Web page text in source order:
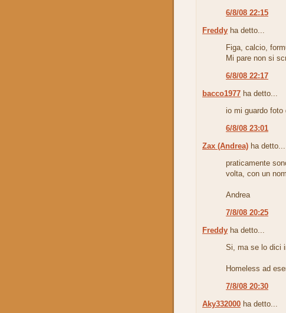
6/8/08 22:15
Freddy ha detto...
Figa, calcio,
Mi pare non si
6/8/08 22:17
bacco1977 ha detto...
io mi guardo
6/8/08 23:01
Zax (Andrea) ha detto...
praticamente
volta, con un
Andrea
7/8/08 20:25
Freddy ha detto...
Si, ma se lo dici
Homeless ad
7/8/08 20:30
Aky332000 ha detto...